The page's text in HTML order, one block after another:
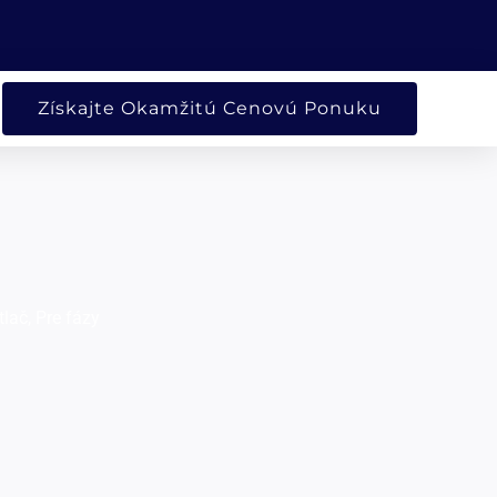
SPOLOČNOSŤ
Získajte Okamžitú Cenovú Ponuku